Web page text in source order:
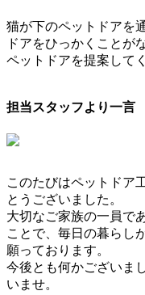
猫が下のペットドアを
ドアをひっかくことが
ペットドアを提案して
担当スタッフより一言
このたびはペットドア
とうございました。
大切なご家族の一員で
ことで、毎日の暮らし
願っております。
今後とも何かございま
いませ。